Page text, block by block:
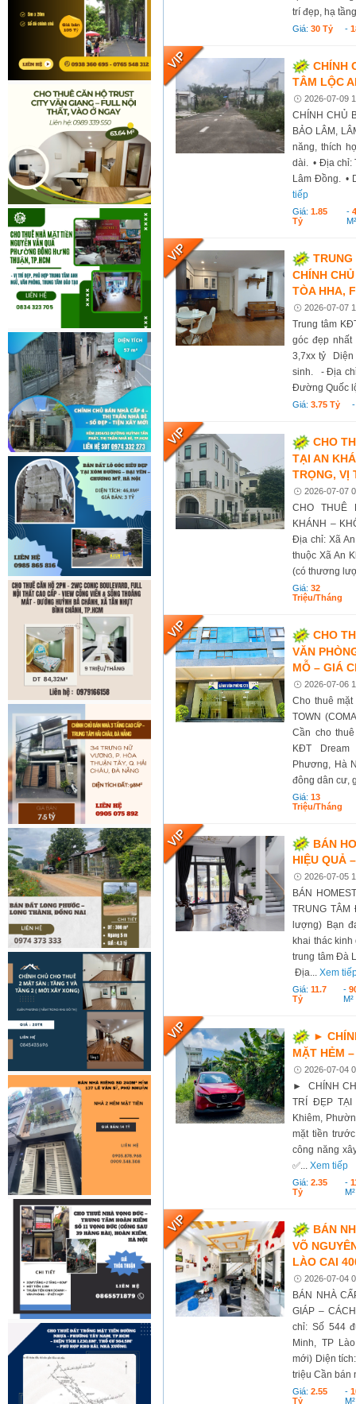
trí đẹp, hạ
Giá:30 Tỷ -
CHÍNH
TÂM LỘC
2026-07-09
CHÍNH CHỦ
BẢO LÂM,
năng, thích
dài. • Địa chỉ:
Lâm Đồng. •
tiếp
Giá:1.85
Tỷ
-
M²
CHÍNH
TÒA HHA,
2026-07-07
Trung tâm
góc đẹp nhất
3,7xx tỷ Diện
sinh. - Địa
Đường Quốc
Giá:3.75 Tỷ
CHO
TẠI AN
TRỌNG, VỊ
2026-07-07
CHO THUÊ
KHÁNH –
Địa chỉ: Xã
thuộc Xã An
(có thương
Giá:32
Triệu/tháng
CHO
VĂN
MỖ – GIÁ
2026-07-06
Cho thuê
TOWN
Cần cho
KĐT Dream
Phương, Hà
đông dân cư,
Giá:13
Triệu/tháng
BÁN
HIỆU QUẢ
2026-07-05
BÁN
TRUNG
lượng) Bạn
khai thác
trung tâm Đà
Địa...Xem
Giá:11.7
Tỷ
-
M²
►
MẶT HẺM
2026-07-04
► CHÍNH
TRÍ ĐẸP
Khiêm,
mặt tiền
công năng
✅...Xem tiếp
Giá:2.35
Tỷ
-
M²
BÁN
VÕ
LÀO CAI
2026-07-04
BÁN NHÀ
GIÁP –
chỉ: Số 544
Minh, TP
mới) Diện
triệu Cần bán
Giá:2.55
Tỷ
-
M²